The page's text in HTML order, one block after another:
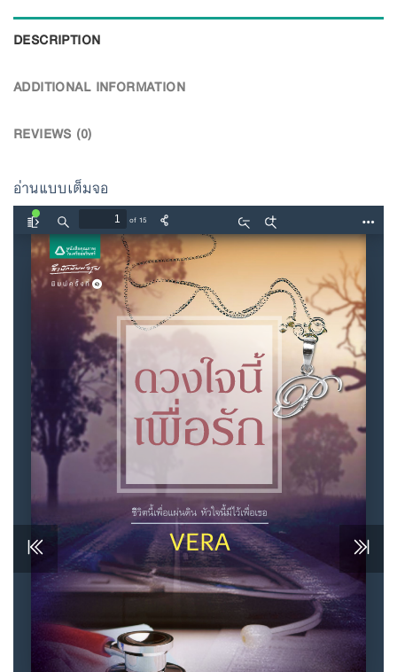
DESCRIPTION
ADDITIONAL INFORMATION
REVIEWS (0)
อ่านแบบเต็มจอ